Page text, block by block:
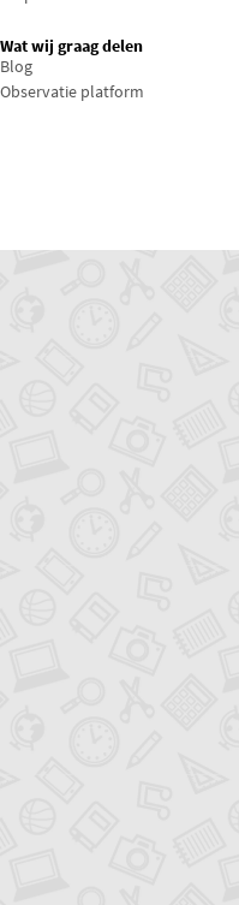
Wat wij graag delen
Blog
Observatie platform